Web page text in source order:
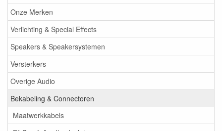
Onze Merken
Verlichting & Special Effects
Speakers & Speakersystemen
Versterkers
Overige Audio
Bekabeling & Connectoren
Maatwerkkabels